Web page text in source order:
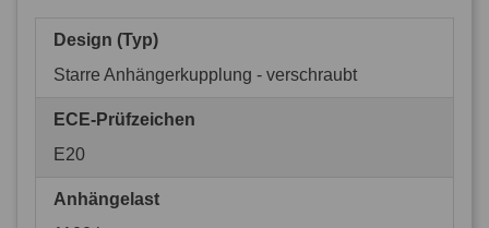
Design (Typ)
Starre Anhängerkupplung - verschraubt
ECE-Prüfzeichen
E20
Anhängelast